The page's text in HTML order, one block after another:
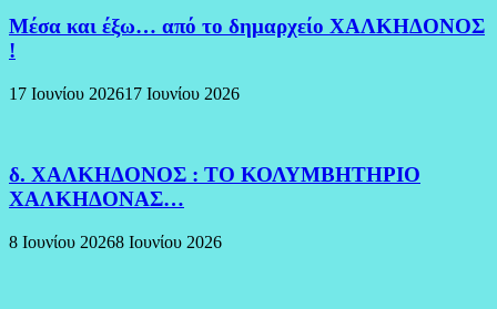
Μέσα και έξω… από το δημαρχείο ΧΑΛΚΗΔΟΝΟΣ
!
17 Ιουνίου 202617 Ιουνίου 2026
δ. ΧΑΛΚΗΔΟΝΟΣ : ΤΟ ΚΟΛΥΜΒΗΤΗΡΙΟ
ΧΑΛΚΗΔΟΝΑΣ…
8 Ιουνίου 20268 Ιουνίου 2026